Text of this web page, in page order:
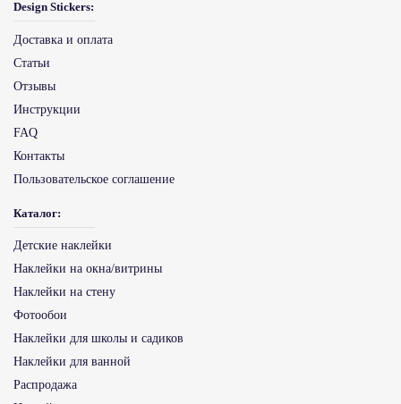
Design Stickers:
Доставка и оплата
Статьи
Отзывы
Инструкции
FAQ
Контакты
Пользовательское соглашение
Каталог:
Детские наклейки
Наклейки на окна/витрины
Наклейки на стену
Фотообои
Наклейки для школы и садиков
Наклейки для ванной
Распродажа